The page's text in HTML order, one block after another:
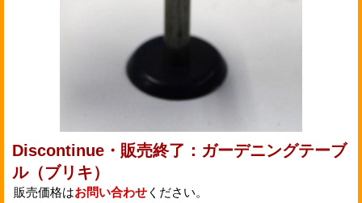
Discontinue・販売終了：ガーデニングテーブ
ル（ブリキ）
販売価格はお問い合わせ ください。